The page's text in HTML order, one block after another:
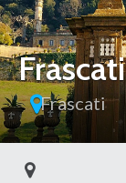
Frascati
Frascati